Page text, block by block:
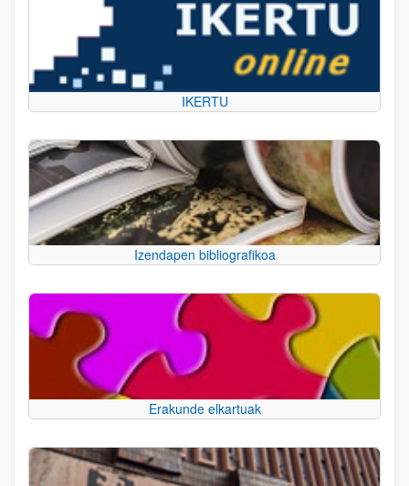
IKERTU
Izendapen bibliografikoa
Erakunde elkartuak